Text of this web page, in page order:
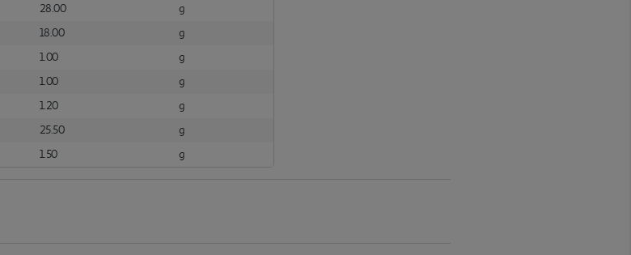
28.00
g
18.00
g
1.00
g
1.00
g
1.20
g
25.50
g
1.50 g